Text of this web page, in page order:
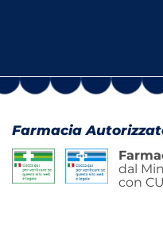
Farmacia
dal
con